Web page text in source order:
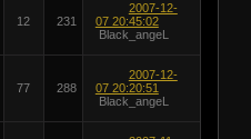
12 231
2007-12-
07 20:45:02
Black_angeL
77 288
2007-12-
07 20:20:51
Black_angeL